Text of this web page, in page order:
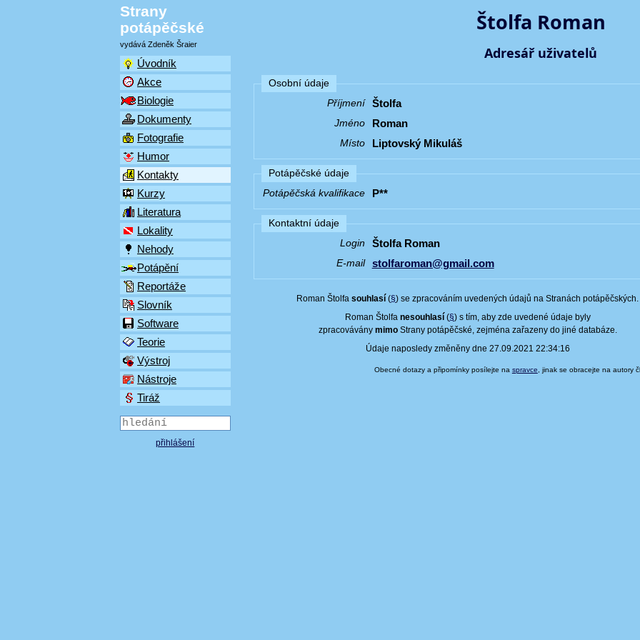
Strany
potápěčské
vydává Zdeněk Šraier
Úvodník
Akce
Biologie
Dokumenty
Fotografie
Humor
Kontakty
Kurzy
Literatura
Lokality
Nehody
Potápění
Reportáže
Slovník
Software
Teorie
Výstroj
Nástroje
Tiráž
přihlášení
Štolfa Roman
Adresář uživatelů
Osobní údaje
Příjmení
Štolfa
Jméno Roman
Místo Liptovský Mikuláš
Potápěčské údaje
Potápěčská kvalifikace
P**
Kontaktní údaje
Login
Štolfa Roman
E-mail stolfaroman@gmail.com
Roman Štolfasouhlasí (§) se zpracováním uvedených údajů na Stranách potápěčských.
Roman Štolfa nesouhlasí(§) s tím, aby zde uvedené údaje byly
zpracovávány mimoStrany potápěčské, zejména zařazeny do jiné databáze.
Údaje naposledy změněny dne 27.09.2021 22:34:16
Obecné dotazy a připomínky posílejte na spravce , jinak se obracejte na autory